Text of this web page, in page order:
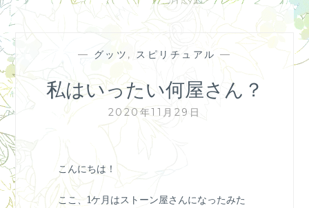
— グッツ , スピリチュアル —
私はいったい何屋さん？
2020年11月29日
こんにちは！
ここ、1ケ月はストーン屋さんになったみた